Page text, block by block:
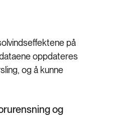
på
oppdateres
og å kunne
og